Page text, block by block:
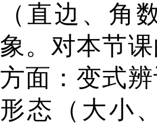
（直边、角
象。对本节
方面：变式
形态（大小